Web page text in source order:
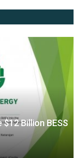
Billion BESS